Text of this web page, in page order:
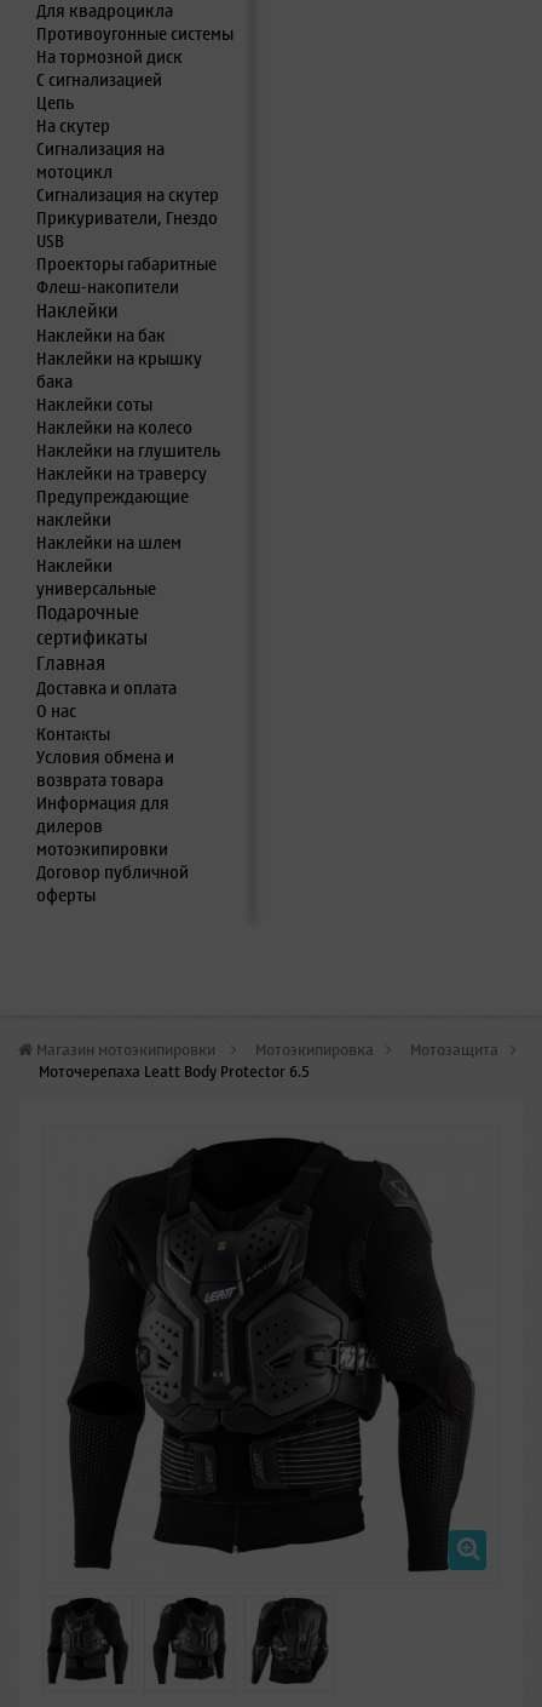
Для квадроцикла
Противоугонные системы
На тормозной диск
С сигнализацией
Цепь
На скутер
Сигнализация на
мотоцикл
Сигнализация на скутер
Прикуриватели, Гнездо
USB
Проекторы габаритные
Флеш-накопители
Наклейки
Наклейки на бак
Наклейки на крышку
бака
Наклейки соты
Наклейки на колесо
Наклейки на глушитель
Наклейки на траверсу
Предупреждающие
наклейки
Наклейки на шлем
Наклейки
универсальные
Подарочные
сертификаты
Главная
Доставка и оплата
О нас
Контакты
Условия обмена и
возврата товара
Информация для
дилеров
мотоэкипировки
Договор публичной
оферты
Магазин мотоэкипировки > Мотоэкипировка > Мотозащита
Моточерепаха Leatt Body Protector 6.5